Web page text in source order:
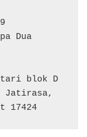
Dua
blok D
17424